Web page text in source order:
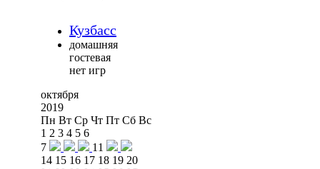
Кузбасс
домашняя
гостевая
нет игр
октября
2019
Пн Вт Ср Чт Пт Сб Вс
1 2 3 4 5 6
7
11
14 15 16 17 18 19 20